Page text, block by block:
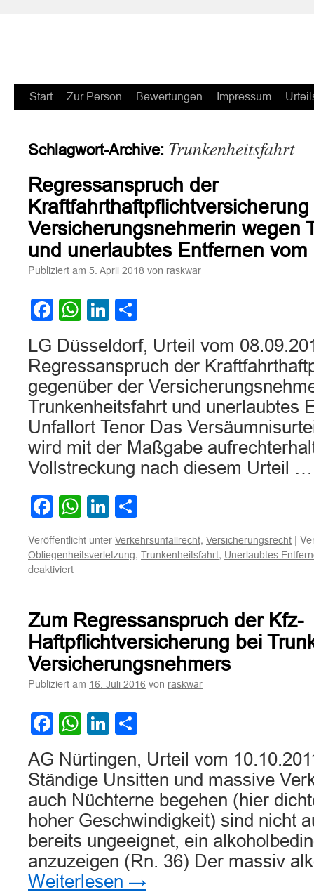
Zum
springen
Start Zur Person Bewertungen Impressum
Schlagwort-Archive: Trunkenheitsfahrt
Regressanspruch der
Versicherungsnehmerin wegen
und unerlaubtes Entfernen vom
Publiziert am 5. April 2018 von raskwar
Facebook
WhatsApp
LinkedIn
LG Düsseldorf, Urteil vom
Regressanspruch der
gegenüber der
Trunkenheitsfahrt und unerlaubtes
Unfallort Tenor Das
wird mit der Maßgabe
Vollstreckung nach diesem Urteil
Facebook
WhatsApp
LinkedIn
Veröffentlicht unter Verkehrsunfallrecht, Versicherungsrecht |
Obliegenheitsverletzung, Trunkenheitsfahrt, Unerlaubtes
deaktiviertfür
Kraftfahrthaftpflichtversicherung
gegenüber
der
Versicherungsnehmerin
wegen
Trunkenheitsfahrt
Entfernen
vom
Unfallort
Zum Regressanspruch der Kfz-
Haftpflichtversicherung bei
Versicherungsnehmers
Publiziert am 16. Juli 2016 von raskwar
Facebook
WhatsApp
LinkedIn
AG Nürtingen, Urteil vom
Ständige Unsitten und massive
auch Nüchterne begehen (hier
hoher Geschwindigkeit) sind nicht
bereits ungeeignet, ein
anzuzeigen (Rn. 36) Der massiv
Weiterlesen →